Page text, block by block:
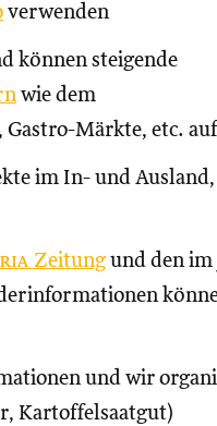
verwenden
können steigende
wie dem
Märkte, etc.
im In- und
Zeitungund den im
und wir
Kartoffelsaatgut)